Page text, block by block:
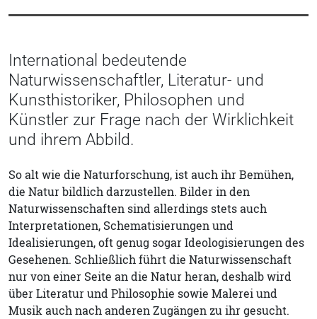
International bedeutende
Naturwissenschaftler, Literatur- und
Kunsthistoriker, Philosophen und
Künstler zur Frage nach der Wirklichkeit
und ihrem Abbild.
So alt wie die Naturforschung, ist auch ihr Bemühen,
die Natur bildlich darzustellen. Bilder in den
Naturwissenschaften sind allerdings stets auch
Interpretationen, Schematisierungen und
Idealisierungen, oft genug sogar Ideologisierungen des
Gesehenen. Schließlich führt die Naturwissenschaft
nur von einer Seite an die Natur heran, deshalb wird
über Literatur und Philosophie sowie Malerei und
Musik auch nach anderen Zugängen zu ihr gesucht.